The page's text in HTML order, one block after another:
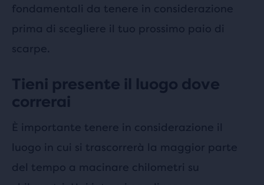
fondamentali da tenere in considerazione
prima di scegliere il tuo prossimo paio di
scarpe.
Tieni presente il luogo dove
correrai
È importante tenere in considerazione il
luogo in cui si trascorrerà la maggior parte
del tempo a macinare chilometri su